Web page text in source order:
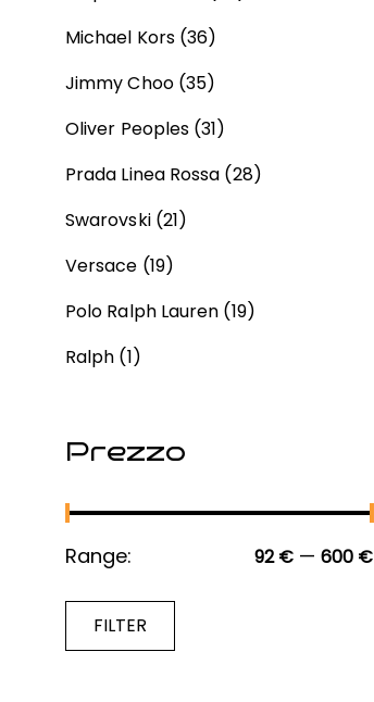
Michael Kors (36)
Jimmy Choo (35)
Oliver Peoples (31)
Prada Linea Rossa (28)
Swarovski (21)
Versace (19)
Polo Ralph Lauren (19)
Ralph (1)
Prezzo
Range: 92 €—600 €
FILTER